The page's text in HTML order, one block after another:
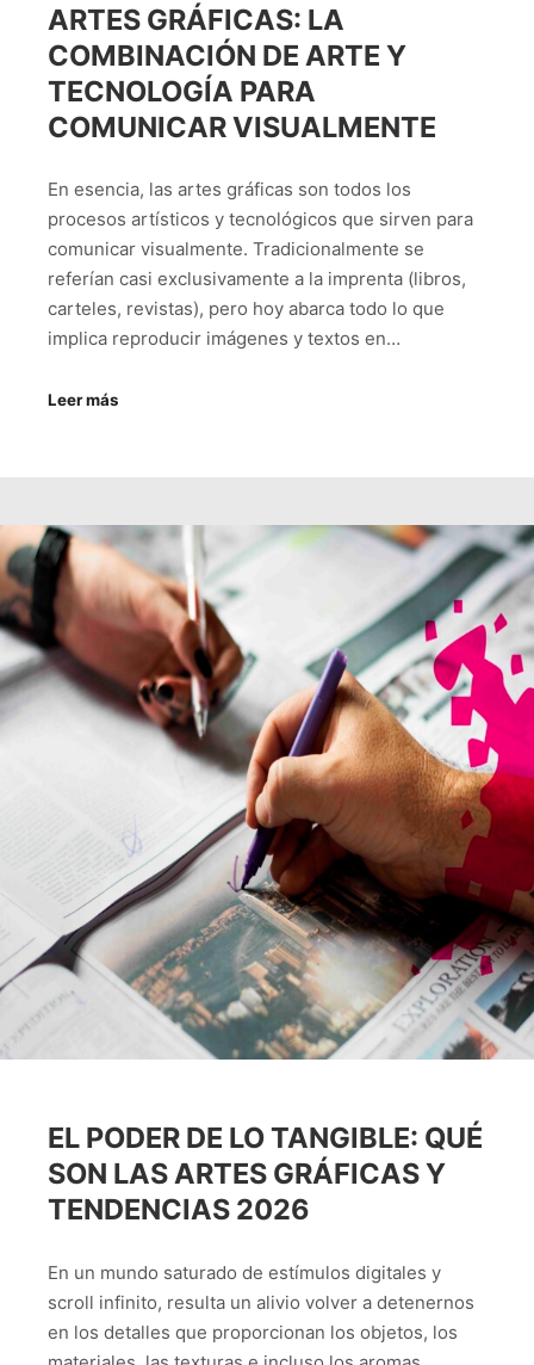
ARTES GRÁFICAS: LA
COMBINACIÓN DE ARTE Y
TECNOLOGÍA PARA
COMUNICAR VISUALMENTE
En esencia, las artes gráficas son todos los
procesos artísticos y tecnológicos que sirven para
comunicar visualmente. Tradicionalmente se
referían casi exclusivamente a la imprenta (libros,
carteles, revistas), pero hoy abarca todo lo que
implica reproducir imágenes y textos en…
Leer más
EL PODER DE LO TANGIBLE: QUÉ
SON LAS ARTES GRÁFICAS Y
TENDENCIAS 2026
En un mundo saturado de estímulos digitales y
scroll infinito, resulta un alivio volver a detenernos
en los detalles que proporcionan los objetos, los